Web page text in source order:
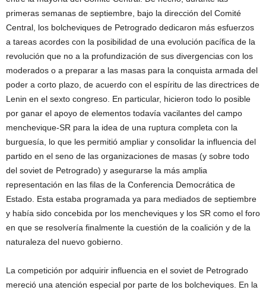
primeras semanas de septiembre, bajo la dirección del Comité
Central, los bolcheviques de Petrogrado dedicaron más esfuerzos
a tareas acordes con la posibilidad de una evolución pacífica de la
revolución que no a la profundización de sus divergencias con los
moderados o a preparar a las masas para la conquista armada del
poder a corto plazo, de acuerdo con el espíritu de las directrices de
Lenin en el sexto congreso. En particular, hicieron todo lo posible
por ganar el apoyo de elementos todavía vacilantes del campo
menchevique-SR para la idea de una ruptura completa con la
burguesía, lo que les permitió ampliar y consolidar la influencia del
partido en el seno de las organizaciones de masas (y sobre todo
del soviet de Petrogrado) y asegurarse la más amplia
representación en las filas de la Conferencia Democrática de
Estado. Esta estaba programada ya para mediados de septiembre
y había sido concebida por los mencheviques y los SR como el foro
en que se resolvería finalmente la cuestión de la coalición y de la
naturaleza del nuevo gobierno.
La competición por adquirir influencia en el soviet de Petrogrado
mereció una atención especial por parte de los bolcheviques. En la